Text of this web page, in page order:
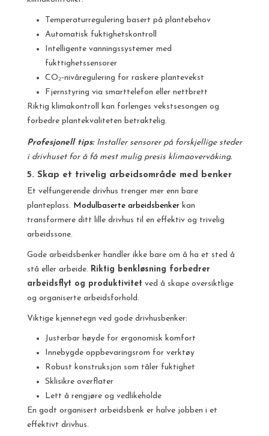
Temperaturregulering basert på plantebehov
Automatisk fuktighetskontroll
Intelligente vanningssystemer med
fukttighetssensorer
CO₂-nivåregulering for raskere plantevekst
Fjernstyring via smarttelefon eller nettbrett
Riktig klimakontroll kan forlenges vekstsesongen og
forbedre plantekvaliteten betraktelig.
Profesjonell tips: Installer sensorer på forskjellige steder
i drivhuset for å få mest mulig presis klimaovervåking.
5. Skap et trivelig arbeidsområde med benker
Et velfungerende drivhus trenger mer enn bare
planteplass. Modulbaserte arbeidsbenker kan
transformere ditt lille drivhus til en effektiv og trivelig
arbeidssone.
Gode arbeidsbenker handler ikke bare om å ha et sted å
stå eller arbeide. Riktig benkløsning forbedrer
arbeidsflyt og produktivitet ved å skape oversiktlige
og organiserte arbeidsforhold.
Viktige kjennetegn ved gode drivhusbenker:
Justerbar høyde for ergonomisk komfort
Innebygde oppbevaringsrom for verktøy
Robust konstruksjon som tåler fuktighet
Sklisikre overflater
Lett å rengjøre og vedlikeholde
En godt organisert arbeidsbenk er halve jobben i et
effektivt drivhus.